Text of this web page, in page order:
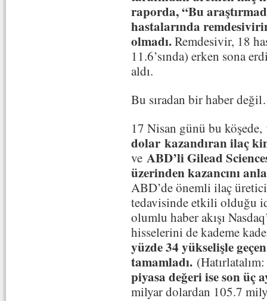
raporda, “Bu
hastalarında
olmadı.Remdesivir, 18
11.6’sında) erken sona
aldı.
Bu sıradan bir haber
17 Nisan günü bu köşede,
dolar kazandıran ilaç
ve ABD’li Gilead
üzerinden kazancını
ABD’de önemli ilaç
tedavisinde etkili olduğu
olumlu haber akışı
hisselerini de kademe
yüzde 34 yükselişle
tamamladı.
piyasa değeri ise son üç
milyar dolardan 105.7